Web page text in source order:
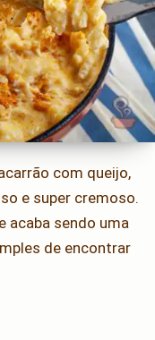
com queijo,
e super cremoso.
acaba sendo uma
de encontrar